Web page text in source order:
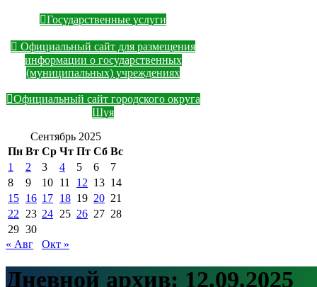
Государственные услуги
Официальный сайт для размещения
информации о государственных
(муниципальных) учреждениях
Официальный сайт городского округа
Шуя
Сентябрь 2025
Пн Вт Ср Чт Пт Сб Вс
1
2 3 4 5 6
7
8
9 10 11 12 13 14
15 16 17 18 19 20 21
22
23 24 25 26 27 28
29 30
« Авг
Окт »
Дневной архив: 12.09.2025